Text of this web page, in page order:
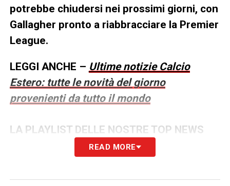
potrebbe chiudersi nei prossimi giorni, con
Gallagher pronto a riabbracciare la Premier
League.
LEGGI ANCHE – Ultime notizie Calcio
Estero: tutte le novità del giorno
provenienti da tutto il mondo
LA PLAYLIST DELLE NOSTRE TOP NEWS
READ MORE